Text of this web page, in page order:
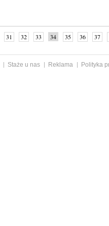
31 32 33 34 35 36 37
Staże u nas Reklama
Polityka